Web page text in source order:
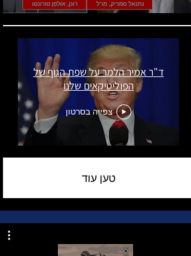
ד"ר אמיר הלמר על שפת הגוף של
הפוליטיקאים שלנו
צפייה בסרטון
טען עוד